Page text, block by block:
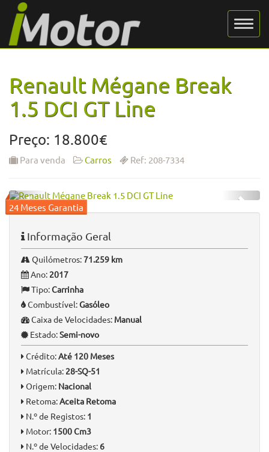
Renault Mégane Break
1.5 DCI GT Line
Preço: 18.800€
Para venda Carros Ref: 208-7334
Informação Geral
Quilómetros:71.259 km
Ano: 2017
Tipo:Carrinha
Combustível:Gasóleo
Caixa de Velocidades: Manual
Estado:Semi-novo
Crédito:Até 120 Meses
Matrícula: 28-SQ-51
Origem: Nacional
Retoma:Aceita Retoma
N.º de Registos: 1
Motor: 1500 Cm3
N.º de Velocidades: 6